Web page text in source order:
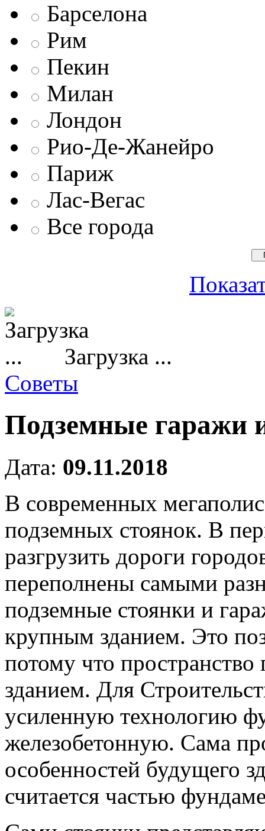
Барселона
Рим
Пекин
Милан
Лондон
Рио-Де-Жанейро
Париж
Лас-Вегас
Все города
Загрузка ...
Советы
Подземные гаражи
Дата: 09.11.2018
В современных
подземных стоянок. В
разгрузить дороги
переполнены самыми
подземные стоянки и
крупным зданием. Это
потому что пространство
зданием. Для
усиленную технологию
железобетонную. Сама
особенностей будущего
считается частью